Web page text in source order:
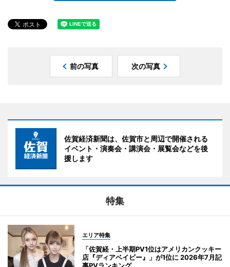
前の写真 次の写真
佐賀経済新聞は、佐賀市と周辺で開催される
イベント・演奏会・講演会・展覧会などを後
援します
特集
エリア特集
「佐賀経・上半期PV1位はアメリカンクッキー
店『ディアベイビー』」が1位に 2026年7月記
事PVランキング